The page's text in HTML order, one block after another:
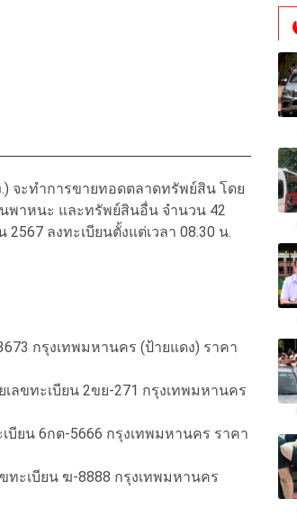
จะทำการขายทอดตลาดทรัพย์สิน โดย
พาหนะ และทรัพย์สินอื่น จำนวน 42
ลงทะเบียนตั้งแต่เวลา 08.30 น.
กรุงเทพมหานคร (ป้ายแดง) ราคา
ลขทะเบียน 2ขย-271 กรุงเทพมหานคร
บียน 6กต-5666 กรุงเทพมหานคร ราคา
ทะเบียน ฆ-8888 กรุงเทพมหานคร